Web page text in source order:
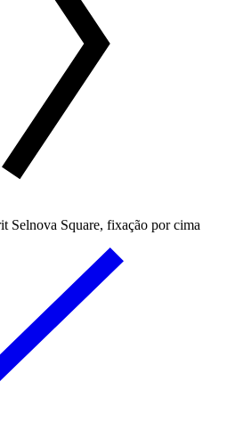
Selnova Square, fixação por cima